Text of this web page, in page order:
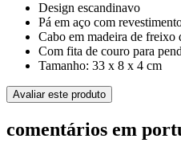
Design escandinavo
Pá em aço com
Cabo em madeira de freixo
Com fita de couro para
Tamanho: 33 x 8 x 4 cm
Avaliar este produto
comentários em